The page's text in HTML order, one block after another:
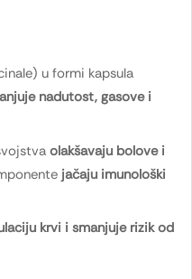
u formi kapsula
nadutost, gasove i
olakšavaju bolove i
jačaju imunološki
krvi i smanjuje rizik od